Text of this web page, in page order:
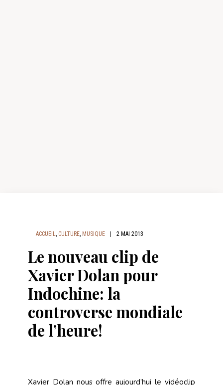
ACCUEIL, CULTURE, MUSIQUE 2 MAI 2013
Le nouveau clip de
Xavier Dolan pour
Indochine: la
controverse mondiale
de l’heure!
Xavier Dolan nous offre aujourd’hui le vidéoclip